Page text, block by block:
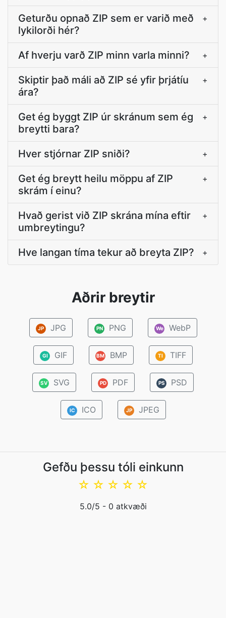
Geturðu opnað ZIP sem er varið með
lykilorði hér?
+
Af hverju varð ZIP minn varla minni? +
Skiptir það máli að ZIP sé yfir þrjátíu
ára?
+
Get ég byggt ZIP úr skránum sem ég
breytti bara?
+
Hver stjórnar ZIP sniði? +
Get ég breytt heilu möppu af ZIP
skrám í einu?
+
Hvað gerist við ZIP skrána mína eftir
umbreytingu?
+
Hve langan tíma tekur að breyta ZIP? +
Aðrir breytir
JP JPG PN PNG We WebP
GI GIF BM BMP TI TIFF
SV SVG PD PDF PS PSD
IC ICO JP JPEG
Gefðu þessu tóli einkunn
☆
☆
☆
☆
☆
5.0/5 - 0 atkvæði